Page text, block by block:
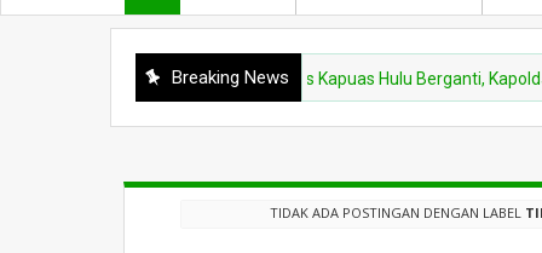
Breaking News
POLDA KALBAR Kapolres Kapuas Hulu Berganti, Kapolda
TIDAK ADA POSTINGAN DENGAN LABEL